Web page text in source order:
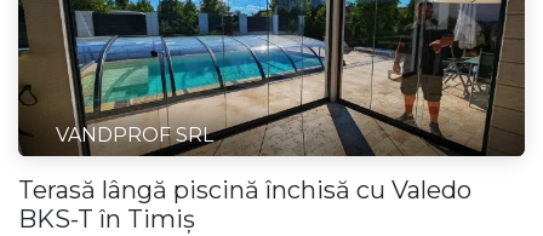
VANDPROF SRL
Terasă lângă piscină închisă cu Valedo
BKS-T în Timiș